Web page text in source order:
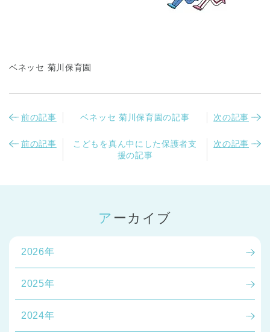
神奈川県 神奈川県 全域
埼玉県 埼玉県 全域
兵庫県 全域
ベネッセ 菊川保育園
前の記事 ベネッセ 菊川保育園の記事 次の記事
前の記事
こどもを真ん中にした保護者支
援の記事
次の記事
アーカイブ
2026年
2025年
2024年